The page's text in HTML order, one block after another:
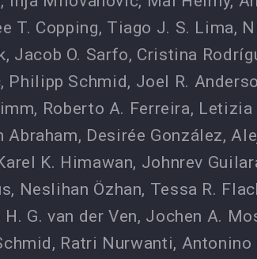
T. Copping, Tiago J. S. Lima,
, Jacob O. Sarfo, Cristina
, Philipp Schmid, Joel R.
, Roberto A. Ferreira, Letizia
Abraham, Desirée González,
K. Himawan, Johnrev
, Neslihan Özhan, Tessa R.
H. G. van der Ven, Jochen A.
, Ratri Nurwanti, Antonino